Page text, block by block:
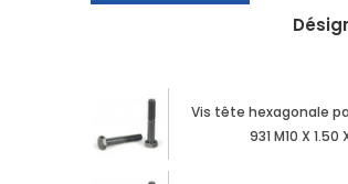
Vis tête hexagonale
931 M10 X